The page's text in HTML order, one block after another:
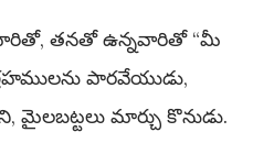
తనతో ఉన్నవారితో “మీ
పారవేయుడు,
మైలబట్టలు మార్చు కొనుడు.